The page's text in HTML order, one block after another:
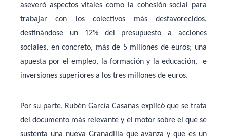
aseveró aspectos vitales como la cohesión social para
trabajar con los colectivos más desfavorecidos,
destinándose un 12% del presupuesto a acciones
sociales, en concreto, más de 5 millones de euros; una
apuesta por el empleo, la formación y la educación, e
inversiones superiores a los tres millones de euros.
Por su parte, Rubén García Casañas explicó que se trata
del documento más relevante y el motor sobre el que se
sustenta una nueva Granadilla que avanza y que es un